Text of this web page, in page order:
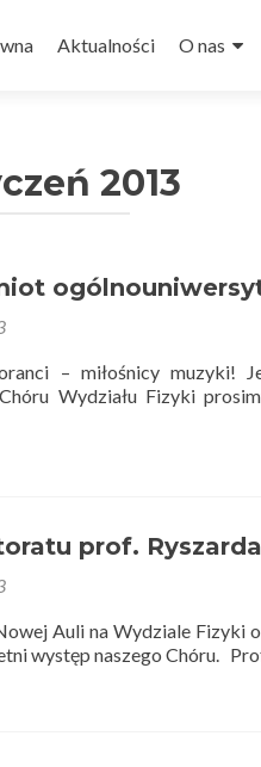
Aktualności O nas
2013
– miłośnicy muzyki!
Wydziału Fizyki
prof.
Auli na Wydziale Fizyki
występ naszego Chóru.